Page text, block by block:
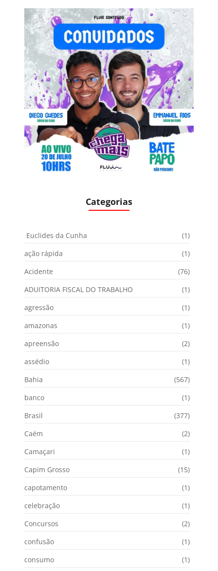
Categorias
Euclides da Cunha
(1)
ação rápida
(1)
Acidente
(76)
ADUITORIA FISCAL DO TRABALHO
(1)
agressão
(1)
amazonas
(1)
apreensão
(2)
assédio
(1)
Bahia
(567)
banco
(1)
Brasil
(377)
Caém
(2)
Camaçari
(1)
Capim Grosso
(15)
capotamento
(1)
celebração
(1)
Concursos
(2)
confusão
(1)
consumo
(1)